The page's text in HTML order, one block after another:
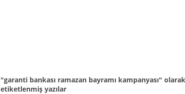
"garanti bankası ramazan bayramı kampanyası" olarak
etiketlenmiş yazılar